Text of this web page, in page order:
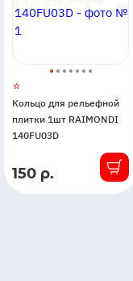
Кольцо для рельефной
плитки 1шт RAIMONDI
140FU03D
В
150 р.